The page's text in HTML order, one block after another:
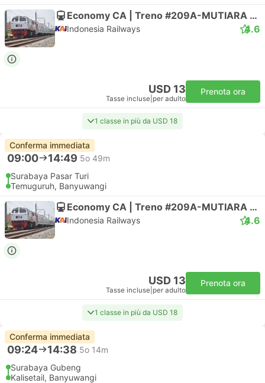
Economy CA | Treno #209A-MUTIARA TIMUR
Indonesia Railways 4.6
USD 13
Tasse incluse per adulto
Prenota ora
1 classe in più da USD 18
Conferma immediata
09:00 14:49 5o 49m
Surabaya Pasar Turi
Temuguruh, Banyuwangi
Economy CA | Treno #209A-MUTIARA TIMUR
Indonesia Railways 4.6
USD 13
Tasse incluse per adulto
Prenota ora
1 classe in più da USD 18
Conferma immediata
09:24 14:38 5o 14m
Surabaya Gubeng
Kalisetail, Banyuwangi